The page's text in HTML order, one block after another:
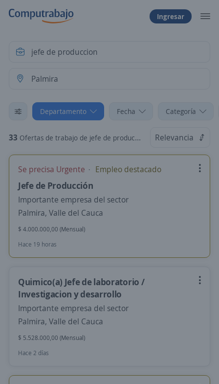
Ingresar
Departamento Fecha Categoría
33 Ofertas de trabajo de jefe de produccion en Palmira, Valle del Cauca Relevancia
Se precisa Urgente Empleo destacado
Jefe de Producción
Importante empresa del sector
Palmira, Valle del Cauca
$ 4.000.000,00 (Mensual)
Hace 19 horas
Quimico(a) Jefe de laboratorio /
Investigacion y desarrollo
Importante empresa del sector
Palmira, Valle del Cauca
$ 5.528.000,00 (Mensual)
Hace 2 días